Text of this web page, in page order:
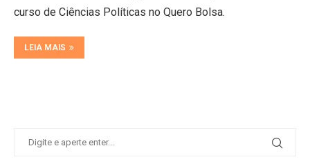
curso de Ciências Políticas no Quero Bolsa.
LEIA MAIS